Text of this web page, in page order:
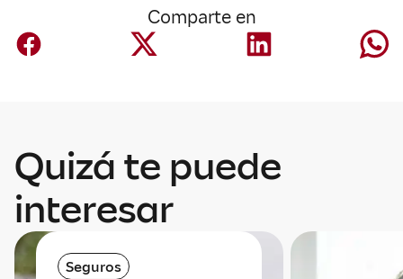
Comparte en
Quizá te puede
interesar
Seguros